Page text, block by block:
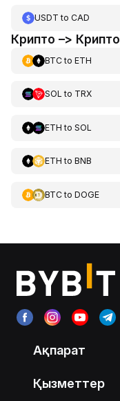
USDT to CAD
Крипто –> Крипто
BTCto ETH
SOL to TRX
ETH to SOL
ETH to BNB
BTCto DOGE
Ақпарат
Қызметтер